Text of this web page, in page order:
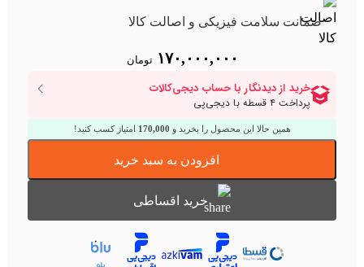
ضمانت سلامت فیزیکی و اصالت کالا
۱۷۰,۰۰۰,۰۰۰ تومان
همین حالا این محصول را بخرید و 170,000 امتیاز کسب کنید!
افزودن به سبد خرید
خرید اقساطی